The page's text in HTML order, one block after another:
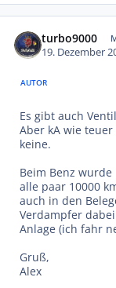
turbo9000
19. Dezember
AUTOR
Es gibt auch
Aber kA wie
keine.
Beim Benz
alle paar 10000
auch in den
Verdampfer
Anlage (ich fahr
Gruß,
Alex